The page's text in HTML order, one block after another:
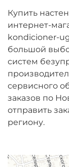
Купить
интернет-
kondicioner-
большой
систем
сервисного
заказов по
отправить
региону.